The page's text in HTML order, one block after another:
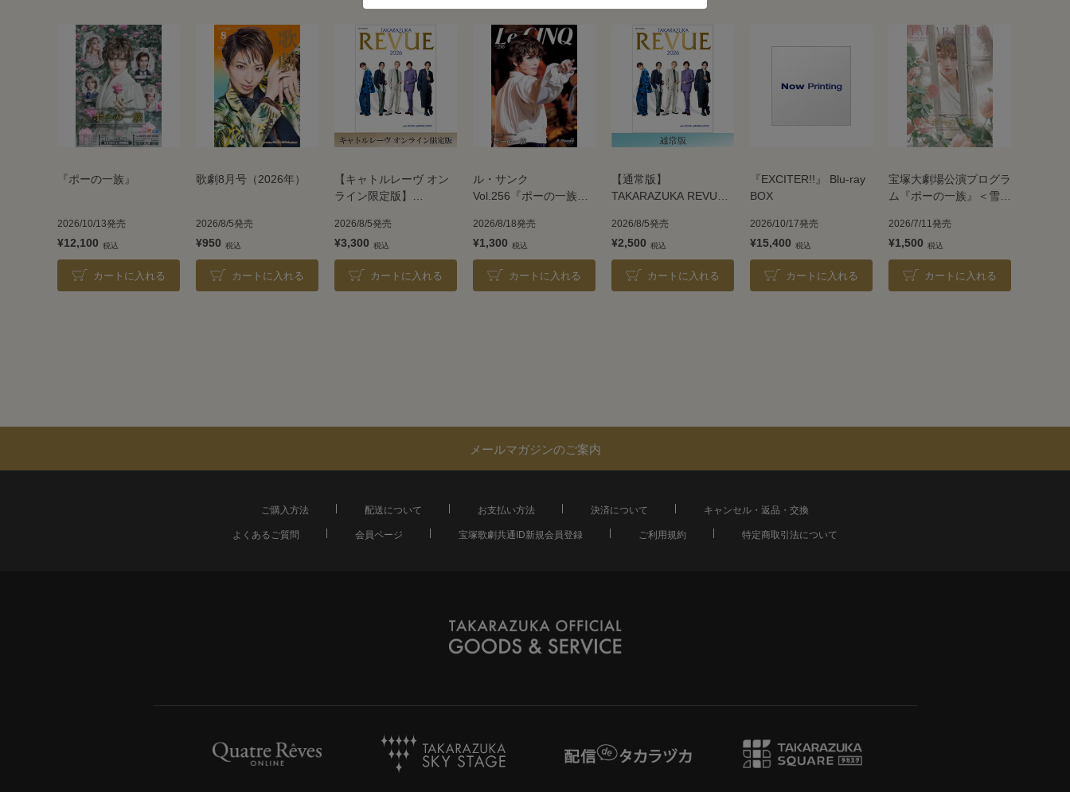
『ポーの一族』
2026/10/13発売
¥12,100
カートに入れる
歌劇8月号（2026年）
2026/8/5発売
¥950
カートに入れる
【キャトルレーヴ オン
ライン限定版】
2026
2026/8/5発売
¥3,300
カートに入れる
ル・サンク
Vol.256『ポーの一族』
2026/8/18発売
¥1,300
カートに入れる
【通常版】
TAKARAZUKA REVUE
2026/8/5発売
¥2,500
カートに入れる
『EXCITER!!』 Blu-ray
BOX
2026/10/17発売
¥15,400
カートに入れる
宝塚大劇場公演プログラ
ム『ポーの一族』＜雪組
2026/7/11発売
¥1,500
カートに入れる
メールマガジンのご案内
ご購入方法 配送について お支払い方法 決済について
キャンセル・返品・交換
よくあるご質問
会員ページ 宝塚歌劇共通ID新規会員登録 ご利用規約 特定商取引法について